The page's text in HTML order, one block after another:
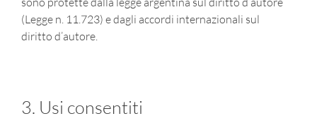
(Legge n. 11.723) e dagli accordi internazionali sul
diritto d’autore.
3. Usi consentiti